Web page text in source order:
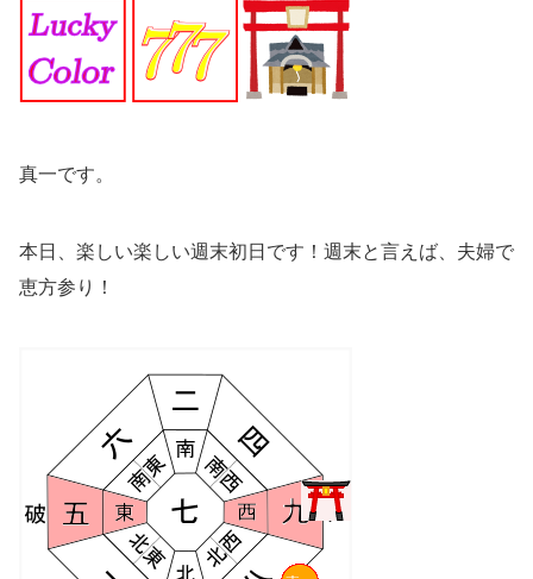
真一です。
本日、楽しい楽しい週末初日です！週末と言えば、夫婦で
恵方参り！